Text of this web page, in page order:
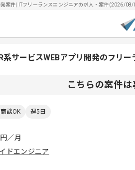
発案件| ITフリーランスエンジニアの求人・案件(2026/
系サービスWEBアプリ開発のフリ
こちらの案件
談OK 週5日
円／月
ドエンジニア